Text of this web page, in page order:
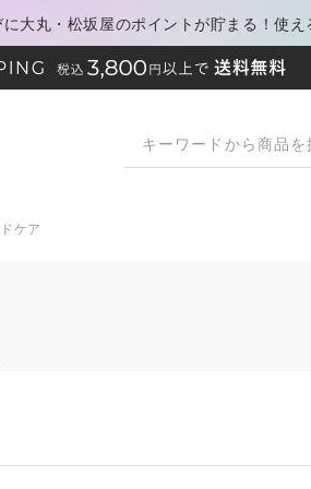
大丸・松坂屋のポイントが貯まる！使え
ケア